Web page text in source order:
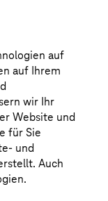
starken
kann viel
von
seitens der
die
oder gar die
erfordern
enorme
auf
auf Ihrem
wir Ihr
Website und
für Sie
und
Auch